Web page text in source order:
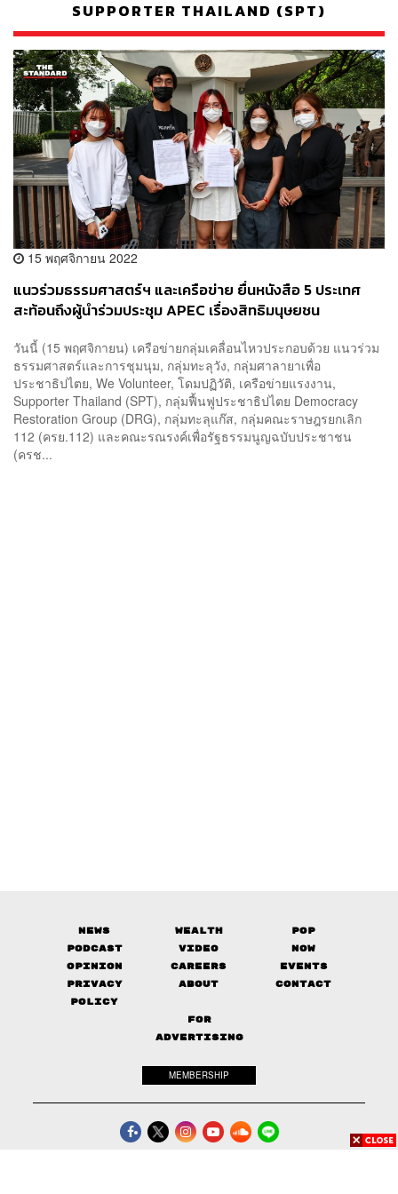
SUPPORTER THAILAND (SPT)
15 พฤศจิกายน 2022
แนวร่วมธรรมศาสตร์ฯ และเครือข่าย ยื่นหนังสือ 5 ประเทศ
สะท้อนถึงผู้นำร่วมประชุม APEC เรื่องสิทธิมนุษยชน
วันนี้ (15 พฤศจิกายน) เครือข่ายกลุ่มเคลื่อนไหวประกอบด้วย แนวร่วม
ธรรมศาสตร์และการชุมนุม, กลุ่มทะลุวัง, กลุ่มศาลายาเพื่อ
ประชาธิปไตย, We Volunteer, โดมปฏิวัติ, เครือข่ายแรงงาน,
Supporter Thailand (SPT), กลุ่มฟื้นฟูประชาธิปไตย Democracy
Restoration Group (DRG), กลุ่มทะลุแก๊ส, กลุ่มคณะราษฎรยกเลิก
112 (ครย.112) และคณะรณรงค์เพื่อรัฐธรรมนูญฉบับประชาชน
(ครช...
News Wealth
Pop
Podcast
Video
Now
Opinion
Careers
Events
Privacy
Policy
About Contact
FOR
ADVERTISING
MEMBERSHIP